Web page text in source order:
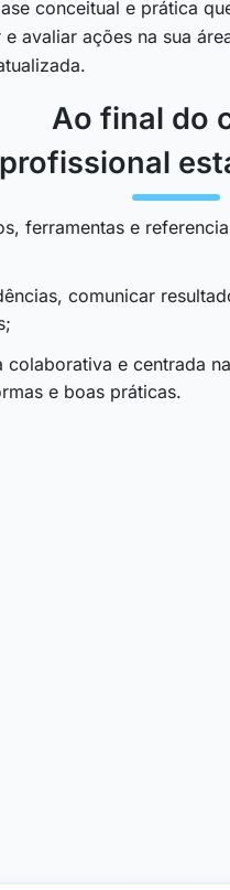
conceitual e prática
e avaliar ações na sua
Ao final do
ferramentas e
comunicar
colaborativa e centrada
e boas práticas.